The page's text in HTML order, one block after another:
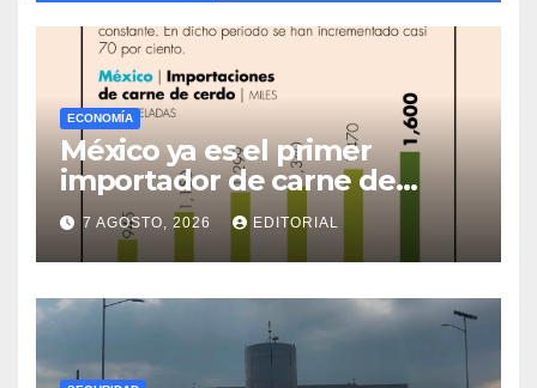
ECONOMÍA
México ya es el primer
importador de carne de
cerdo en el mundo
7 AGOSTO, 2026 EDITORIAL